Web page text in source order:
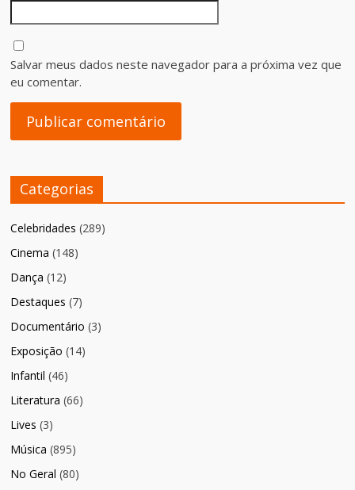
Salvar meus dados neste navegador para a próxima vez que
eu comentar.
Categorias
Celebridades (289)
Cinema (148)
Dança (12)
Destaques (7)
Documentário (3)
Exposição (14)
Infantil (46)
Literatura (66)
Lives (3)
Música (895)
No Geral (80)